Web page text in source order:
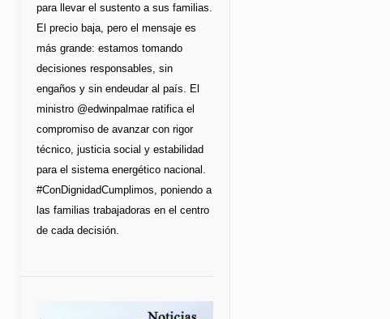
para llevar el sustento a sus familias.
El precio baja, pero el mensaje es
más grande: estamos tomando
decisiones responsables, sin
engaños y sin endeudar al país. El
ministro @edwinpalmae ratifica el
compromiso de avanzar con rigor
técnico, justicia social y estabilidad
para el sistema energético nacional.
#ConDignidadCumplimos, poniendo a
las familias trabajadoras en el centro
de cada decisión.